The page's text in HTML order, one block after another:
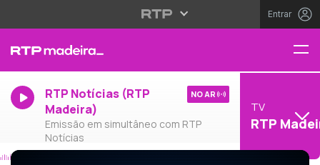
Entrar
RTP Notícias (RTP
Madeira)
Emissão em simultâneo com RTP
Notícias
NO AR
TV
RTP